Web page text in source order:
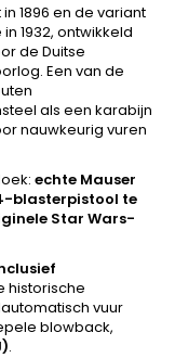
1896 en de variant
1932, ontwikkeld
de Duitse
Een van de
als een karabijn
nauwkeurig vuren
echte Mauser
blasterpistool te
Star Wars-
historische
vuur
blowback,
.